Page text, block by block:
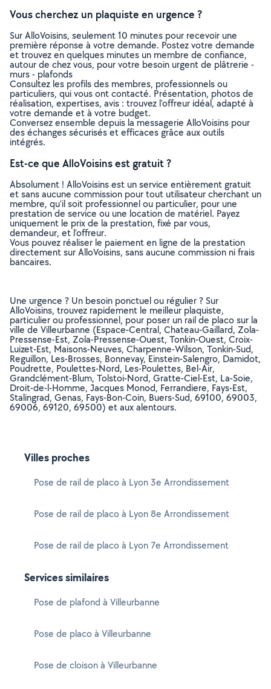
Vous cherchez un plaquiste en urgence ?
Sur AlloVoisins, seulement 10 minutes pour recevoir une
première réponse à votre demande. Postez votre demande
et trouvez en quelques minutes un membre de confiance,
autour de chez vous, pour votre besoin urgent de plâtrerie -
murs - plafonds
Consultez les profils des membres, professionnels ou
particuliers, qui vous ont contacté. Présentation, photos de
réalisation, expertises, avis : trouvez l'offreur idéal, adapté à
votre demande et à votre budget.
Conversez ensemble depuis la messagerie AlloVoisins pour
des échanges sécurisés et efficaces grâce aux outils
intégrés.
Est-ce que AlloVoisins est gratuit ?
Absolument ! AlloVoisins est un service entièrement gratuit
et sans aucune commission pour tout utilisateur cherchant un
membre, qu’il soit professionnel ou particulier, pour une
prestation de service ou une location de matériel. Payez
uniquement le prix de la prestation, fixé par vous,
demandeur, et l’offreur.
Vous pouvez réaliser le paiement en ligne de la prestation
directement sur AlloVoisins, sans aucune commission ni frais
bancaires.
Une urgence ? Un besoin ponctuel ou régulier ? Sur
AlloVoisins, trouvez rapidement le meilleur plaquiste,
particulier ou professionnel, pour poser un rail de placo sur la
ville de Villeurbanne (Espace-Central, Chateau-Gaillard, Zola-
Pressense-Est, Zola-Pressense-Ouest, Tonkin-Ouest, Croix-
Luizet-Est, Maisons-Neuves, Charpenne-Wilson, Tonkin-Sud,
Reguillon, Les-Brosses, Bonnevay, Einstein-Salengro, Damidot,
Poudrette, Poulettes-Nord, Les-Poulettes, Bel-Air,
Grandclément-Blum, Tolstoi-Nord, Gratte-Ciel-Est, La-Soie,
Droit-de-l-Homme, Jacques Monod, Ferrandiere, Fays-Est,
Stalingrad, Genas, Fays-Bon-Coin, Buers-Sud, 69100, 69003,
69006, 69120, 69500) et aux alentours.
Villes proches
Pose de rail de placo à Lyon 3e Arrondissement
Pose de rail de placo à Lyon 8e Arrondissement
Pose de rail de placo à Lyon 7e Arrondissement
Services similaires
Pose de plafond à Villeurbanne
Pose de placo à Villeurbanne
Pose de cloison à Villeurbanne